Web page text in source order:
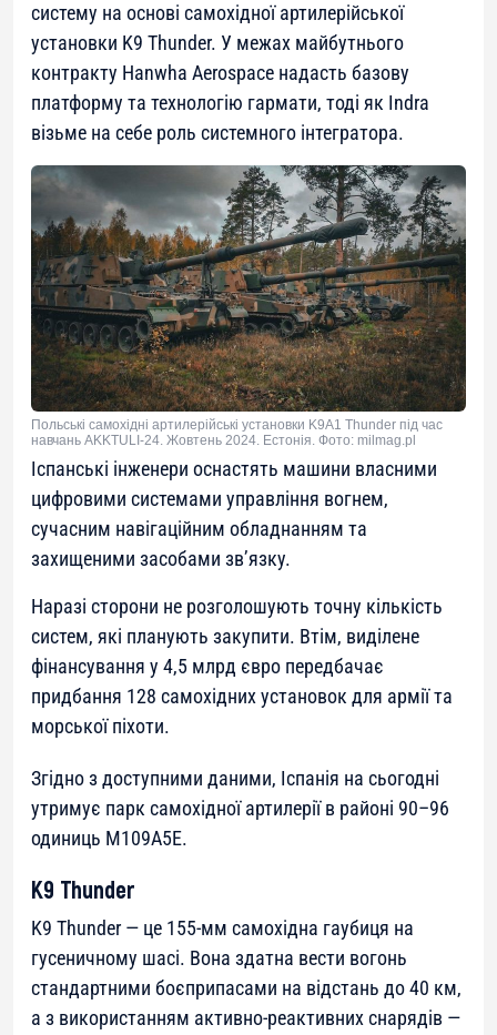
систему на основі самохідної артилерійської
установки K9 Thunder. У межах майбутнього
контракту Hanwha Aerospace надасть базову
платформу та технологію гармати, тоді як Indra
візьме на себе роль системного інтегратора.
Польські самохідні артилерійські установки K9A1 Thunder під час
навчань AKKTULI-24. Жовтень 2024. Естонія. Фото: milmag.pl
Іспанські інженери оснастять машини власними
цифровими системами управління вогнем,
сучасним навігаційним обладнанням та
захищеними засобами зв’язку.
Наразі сторони не розголошують точну кількість
систем, які планують закупити. Втім, виділене
фінансування у 4,5 млрд євро передбачає
придбання 128 самохідних установок для армії та
морської піхоти.
Згідно з доступними даними, Іспанія на сьогодні
утримує парк самохідної артилерії в районі 90–96
одиниць M109A5E.
K9 Thunder
K9 Thunder — це 155-мм самохідна гаубиця на
гусеничному шасі. Вона здатна вести вогонь
стандартними боєприпасами на відстань до 40 км,
а з використанням активно-реактивних снарядів —